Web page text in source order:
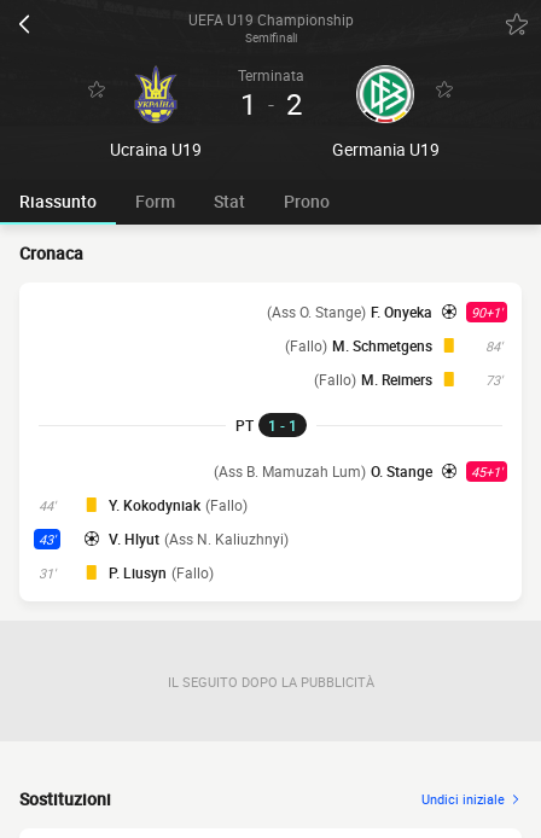
UEFA U19 Championship
Semifinali
Ucraina U19
Terminata
1 - 2
Germania U19
Riassunto Form Stat Prono
Cronaca
90+1'
F. Onyeka
(Ass O. Stange)
84'
M. Schmetgens
(Fallo)
73'
M. Reimers
(Fallo)
PT 1 - 1
45+1'
O. Stange
(Ass B. Mamuzah Lum)
44' Y. Kokodyniak (Fallo)
43' V. Hlyut (Ass N. Kaliuzhnyi)
31' P. Liusyn (Fallo)
IL SEGUITO DOPO LA PUBBLICITÀ
Sostituzioni Undici iniziale